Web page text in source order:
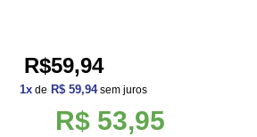
R$59,94
1x de R$ 59,94sem juros
R$ 53,95